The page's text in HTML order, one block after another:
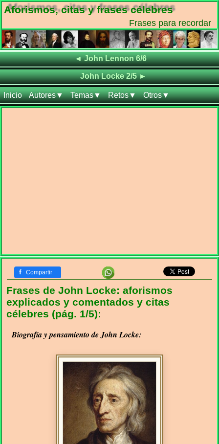
Aforismos, citas y frases célebres
Frases para recordar
◄Frases de
John Lennon 6/6
Frases de
John Locke 2/5►
Inicio Autores▼ Temas▼ Retos▼ Otros▼
f Compartir
Frases de John Locke: aforismos
explicados y comentados y citas
célebres (pág. 1/5):
Biografía y pensamiento de John Locke: